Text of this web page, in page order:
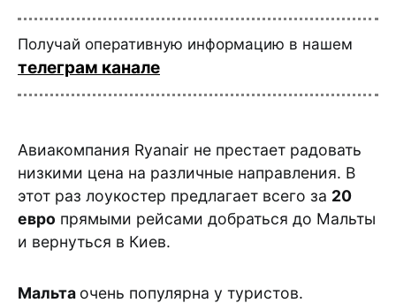
Получай оперативную информацию в нашем
телеграм канале
Авиакомпания Ryanair не престает радовать
низкими цена на различные направления. В
этот раз лоукостер предлагает всего за 20
евро прямыми рейсами добраться до Мальты
и вернуться в Киев.
Мальта очень популярна у туристов.